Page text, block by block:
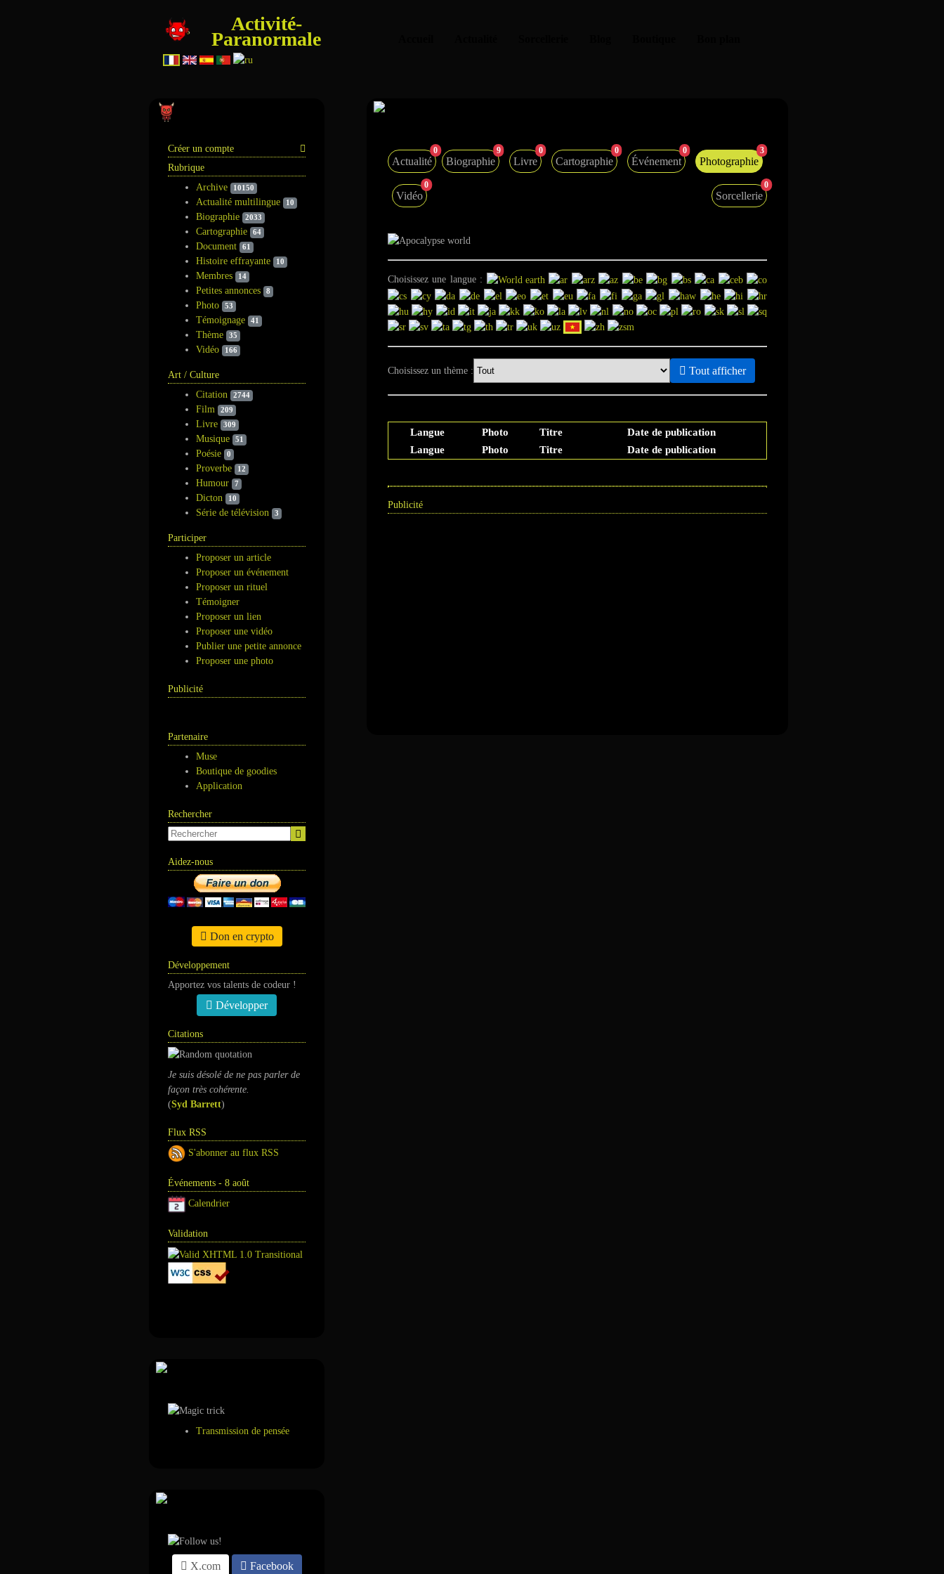
Activité-
Paranormale
Créer un compte
Rubrique
Archive
10150
Actualité multilingue 10
Biographie 2033
Cartographie 64
Document 61
Histoire effrayante 10
Membres 14
Petites annonces 8
Photo 53
Témoignage 41
Thème 35
Vidéo 166
Art / Culture
Citation
2744
Film 209
Livre 309
Musique 51
Poésie 0
Proverbe 12
Humour 7
Dicton 10
Série de télévision 3
Participer
Proposer un article
Proposer un événement
Proposer un rituel
Témoigner
Proposer un lien
Proposer une vidéo
Publier une petite annonce
Proposer une photo
Publicité
Partenaire
Muse
Boutique de goodies
Application
Rechercher
Aidez-nous
Don en crypto
Développement
Apportez vos talents de codeur !
Développer
Citations
Je suis désolé de ne pas parler de
façon très cohérente.
(Syd Barrett)
Flux RSS
S'abonner au flux RSS
Événements - 8 août
Calendrier
Validation
Transmission de pensée
X.com Facebook
Actualité
0
Biographie
9
Livre
0
Cartographie
0
Événement
0
Photographie
3
Vidéo
0
Sorcellerie
0
Choisissez une langue :
Choisissez un thème : Tout afficher
Langue Photo Titre
Date de publication
Langue
Photo Titre Date de publication
Publicité